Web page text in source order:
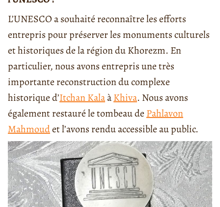
L’UNESCO a souhaité reconnaître les efforts
entrepris pour préserver les monuments culturels
et historiques de la région du Khorezm. En
particulier, nous avons entrepris une très
importante reconstruction du complexe
historique d’Itchan KalaàKhiva. Nous avons
également restauré le tombeau de Pahlavon
Mahmoudet l’avons rendu accessible au public.